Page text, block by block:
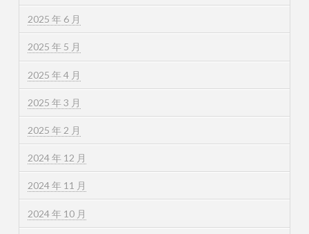
2025 年 6 月
2025 年 5 月
2025 年 4 月
2025 年 3 月
2025 年 2 月
2024 年 12 月
2024 年 11 月
2024 年 10 月